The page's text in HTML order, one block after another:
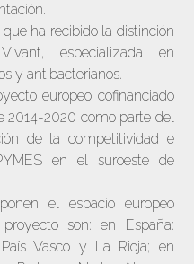
ha recibido la distinción
especializada en
y antibacterianos.
europeo cofinanciado
2014-2020 como parte del
de la competitividad e
en el suroeste de
el espacio europeo
son: en España:
Vasco y La Rioja; en